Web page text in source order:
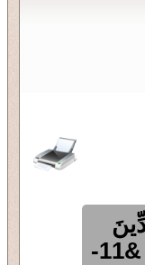
وَأُمِرْتُ لِأَنْ أَكُونَ أَوَّلَ الْمُسْلِمِينَ) الزمر 2- &11-